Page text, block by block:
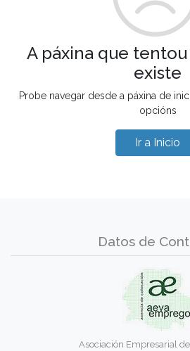
A páxina que
existe
Probe navegar desde a páxina de
opcións
Ir a Inicio
Datos de
Asociación Empresarial